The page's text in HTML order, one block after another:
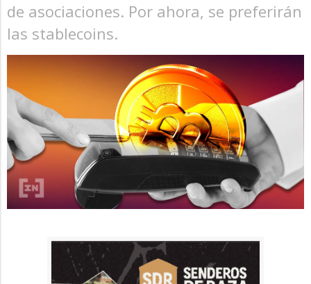
de asociaciones. Por ahora, se preferirán
las stablecoins.